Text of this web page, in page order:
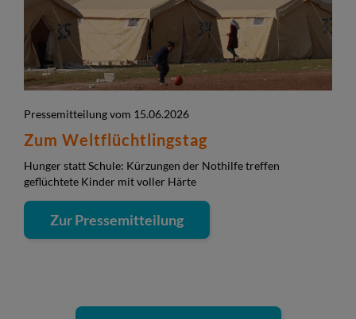
Pressemitteilung vom 15.06.2026
Zum Weltflüchtlingstag
Hunger statt Schule: Kürzungen der Nothilfe treffen
geflüchtete Kinder mit voller Härte
Zur Pressemitteilung